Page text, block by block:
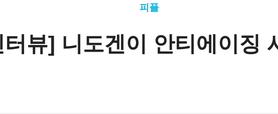
피플
뷰] 니도겐이 안티에이징